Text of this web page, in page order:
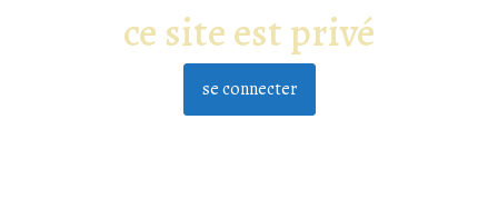
ce site est privé
se connecter